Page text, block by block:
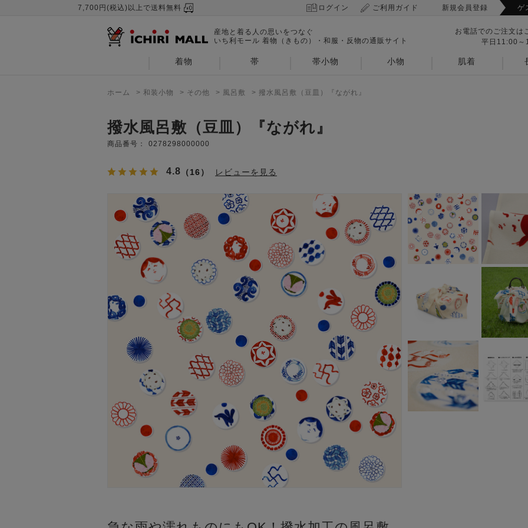
7,700円(税込)以上で送料無料 ログイン ご利用ガイド 新規会員登録 ゲ
産地と着る人の思いをつなぐ
いち利モール 着物（きもの）・和服・反物の通販サイト
お電話でのご注文は
平日11:00～
着物 帯 帯小物 小物 肌着
ホーム > 和装小物 > その他 > 風呂敷 > 撥水風呂敷（豆皿）『ながれ』
撥水風呂敷（豆皿）『ながれ』
商品番号： 0278298000000
4.8 （16） レビューを見る